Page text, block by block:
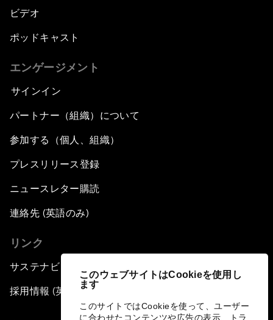
このウェブサイトはCookieを使用し
ます
このサイトではCookieを使って、ユーザー
に合わせたコンテンツや広告の表示、トラ
ビデオ
ポッドキャスト
エンゲージメント
サインイン
パートナー（組織）について
参加する（個人、組織）
プレスリリース登録
ニュースレター購読
連絡先 (英語のみ)
リンク
サステナビリティへの取り組み
採用情報 (英語のみ)